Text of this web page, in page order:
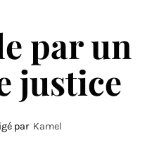
par un
justice
par Kamel